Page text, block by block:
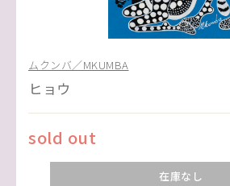
ムクンバ／MKUMBA
ヒョウ
sold out
在庫なし